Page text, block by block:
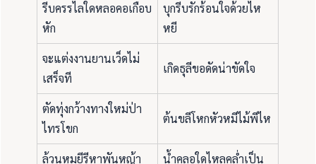
รีบครรไลใดหลอคอเกือบ
หัก
บุกรีบรักร้อนใจด้วยไห
หยี
จะแต่งงานยานเว็ดไม่
เสร็จที
เกิดธุลีขอดัดน่าขัดใจ
ตัดทุ่งกว้างทางใหม่ป่า
ไทรโขก
ต้นขลีโหกหัวหมีไม้พีไห
ล้วนหุมยีรีหาพันหญ้า
น้ำคลอใดไหลคล่ำเป็น